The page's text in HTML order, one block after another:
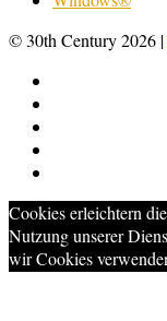
© 30th Century 2026 |
Cookies erleichtern
Nutzung unserer
wir Cookies